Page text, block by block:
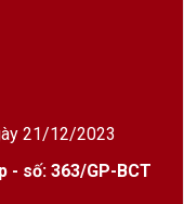
21/12/2023
- số: 363/GP-BCT